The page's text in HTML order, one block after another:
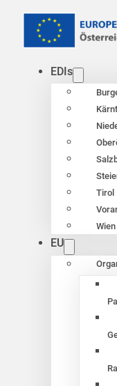
EDIs
Tirol
Wien
EU